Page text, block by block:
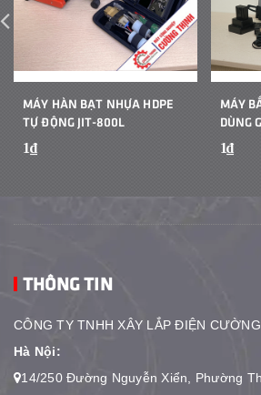
MÁY HÀN BẠT NHỰA HDPE
TỰ ĐỘNG JIT-800L
1₫
MÁY
DÙNG
1₫
THÔNG TIN
CÔNG TY TNHH XÂY LẮP ĐIỆN
Hà Nội:
14/250 Đường Nguyễn Xiển, Phường